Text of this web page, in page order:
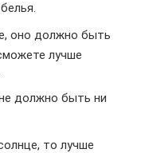
оно должно быть
лучше
должно быть ни
то лучше